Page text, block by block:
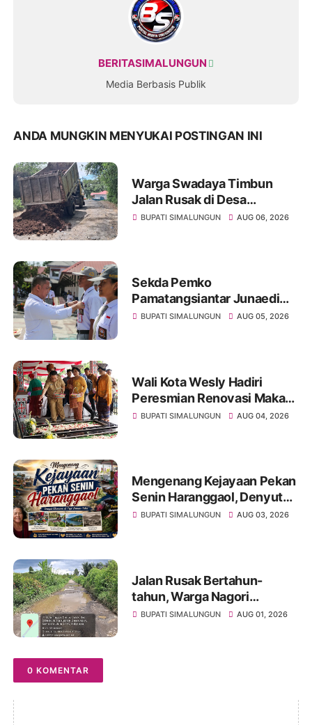
BERITASIMALUNGUN
Media Berbasis Publik
ANDA MUNGKIN MENYUKAI POSTINGAN INI
Warga Swadaya Timbun
Jalan Rusak di Desa
Sibangun Mariah, Harapkan
BUPATI SIMALUNGUN AUG 06, 2026
Sekda Pemko
Pamatangsiantar Junaedi
Pembina Upacara
BUPATI SIMALUNGUN AUG 05, 2026
Wali Kota Wesly Hadiri
Peresmian Renovasi Makam
dr. Djasamen Saragih, Ajak
BUPATI SIMALUNGUN AUG 04, 2026
Mengenang Kejayaan Pekan
Senin Haranggaol, Denyut
Ekonomi di Tepi Danau Toba
BUPATI SIMALUNGUN AUG 03, 2026
Jalan Rusak Bertahun-
tahun, Warga Nagori
Sibangun Mariah Bergotong
BUPATI SIMALUNGUN AUG 01, 2026
0 KOMENTAR